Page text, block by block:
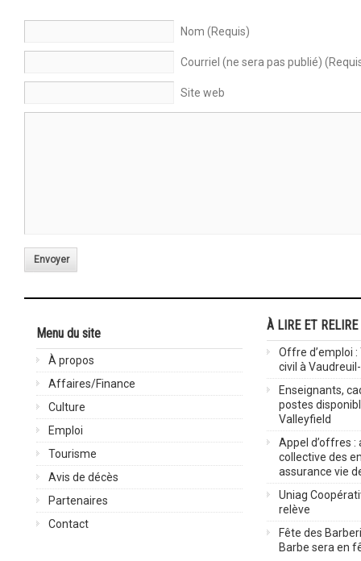
Nom (Requis)
Courriel (ne sera pas publié)
Site web
Envoyer
Menu du site
À propos
Affaires/Finance
Culture
Emploi
Tourisme
Avis de décès
Partenaires
Contact
À LIRE ET RELIRE
Offre d’emploi
civil à
Enseignants,
postes
Valleyfield
Appel d’offres :
collective des
assurance vie
Uniag
relève
Fête des
Barbe sera en